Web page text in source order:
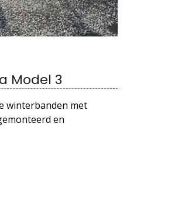
Model 3
winterbanden met
en